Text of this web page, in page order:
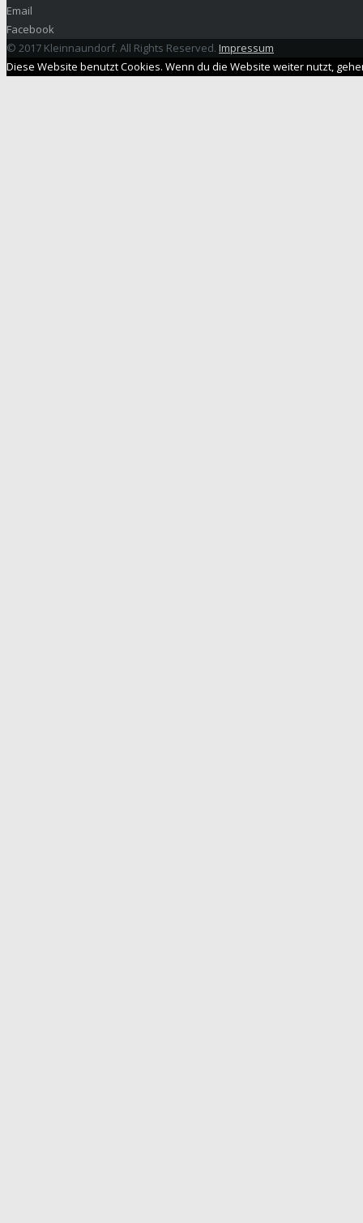
Email
Facebook
© 2017 Kleinnaundorf. All Rights Reserved. Impressum
Diese Website benutzt Cookies. Wenn du die Website weiter nutzt,